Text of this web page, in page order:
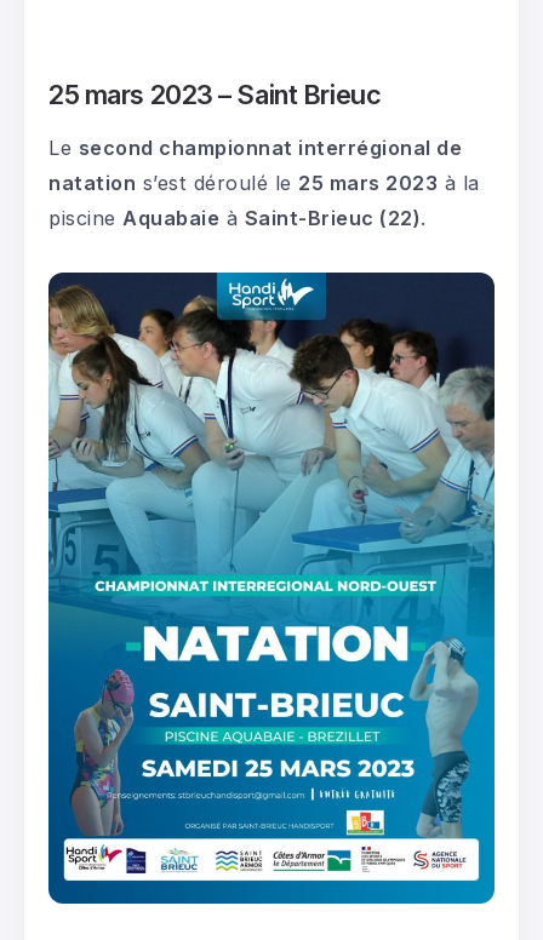
25 mars 2023 – Saint Brieuc
Le second championnat interrégional de
natation s’est déroulé le 25 mars 2023 à la
piscine Aquabaie à Saint-Brieuc (22).